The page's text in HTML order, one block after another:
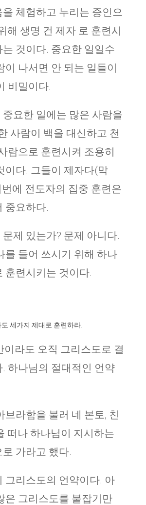
체험하고 누리는 증인으
해 생명 건 제자 로 훈련시
는 것이다. 중요한 일일수
이 나서면 안 되는 일들이
비밀이다.
요한 일에는 많은 사람을
사람이 백을 대신하고 천
람으로 훈련시켜 조용히
이다. 그들이 제자다(막
에 전도자의 집중 훈련은
중요하다.
제 있는가? 문제 아니다.
를 들어 쓰시기 위해 하나
훈련시키는 것이다.
세가지 제대로 훈련하라.
이라도 오직 그리스도로 결
하나님의 절대적인 언약
라함을 불러 네 본토, 친
떠나 하나님이 지시하는
가라고 했다.
그리스도의 언약이다. 아
은 그리스도를 붙잡기만